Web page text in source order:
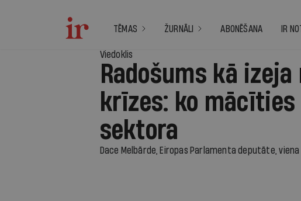
TĒMAS ŽURNĀLI ABONĒŠANA IR
Viedoklis
Radošums kā
krīzes: ko
sektora
Dace Melbārde, Eiropas Parlamenta deputāte,